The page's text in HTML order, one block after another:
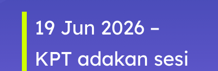
19 Jun 2026 –
KPT adakan sesi